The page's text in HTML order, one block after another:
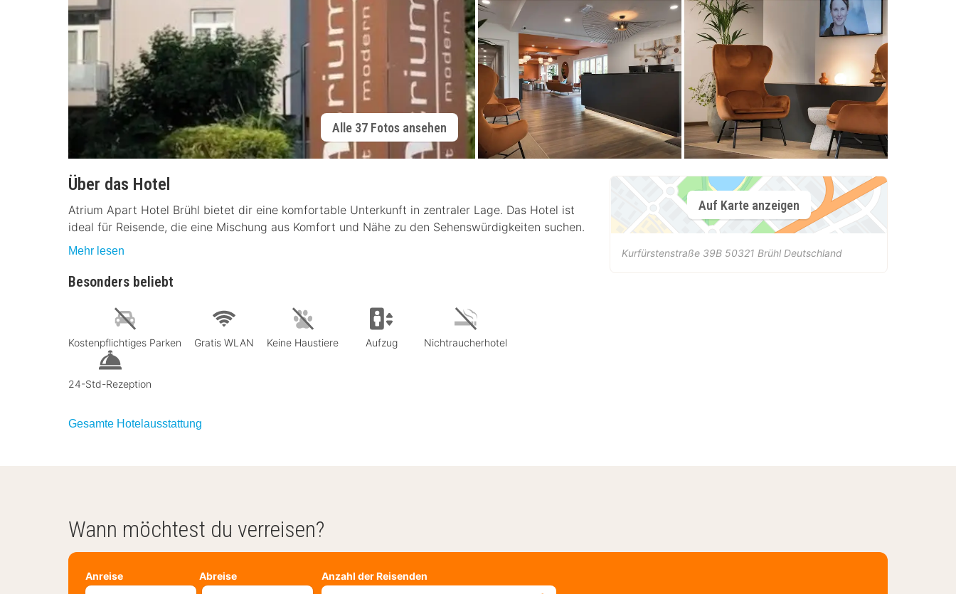
Alle 37 Fotos ansehen
Über das Hotel
Atrium Apart Hotel Brühl bietet dir eine komfortable Unterkunft in zentraler Lage. Das Hotel ist
ideal für Reisende, die eine Mischung aus Komfort und Nähe zu den Sehenswürdigkeiten suchen.
Mehr lesen
Besonders beliebt
Kostenpflichtiges Parken Gratis WLAN Keine Haustiere Aufzug Nichtraucherhotel
24-Std-Rezeption
Gesamte Hotelausstattung
Auf Karte anzeigen
Kurfürstenstraße 39B 50321 Brühl Deutschland
Wann möchtest du verreisen?
Anreise Abreise Anzahl der Reisenden